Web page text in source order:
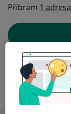
Příbram 1 adresa
Ceník